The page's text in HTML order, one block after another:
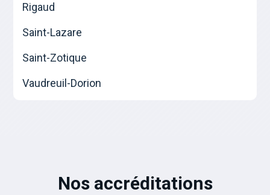
Rigaud
Saint-Lazare
Saint-Zotique
Vaudreuil-Dorion
Nos accréditations